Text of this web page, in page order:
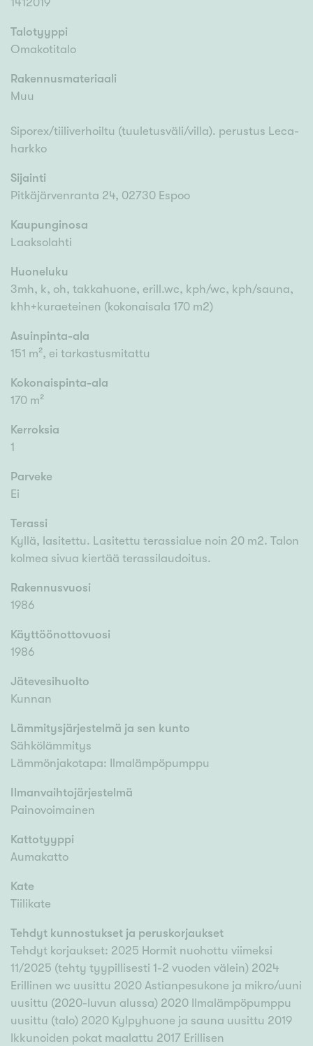
Talotyyppi
Omakotitalo
Rakennusmateriaali
Muu
Siporex/tiiliverhoiltu (tuuletusväli/villa). perustus Leca-
harkko
Sijainti
Pitkäjärvenranta 24, 02730 Espoo
Kaupunginosa
Laaksolahti
Huoneluku
3mh, k, oh, takkahuone, erill.wc, kph/wc, kph/sauna,
khh+kuraeteinen (kokonaisala 170 m2)
Asuinpinta-ala
151 m², ei tarkastusmitattu
Kokonaispinta-ala
170 m²
Kerroksia
1
Parveke
Ei
Terassi
Kyllä, lasitettu. Lasitettu terassialue noin 20 m2. Talon
kolmea sivua kiertää terassilaudoitus.
Rakennusvuosi
1986
Käyttöönottovuosi
1986
Jätevesihuolto
Kunnan
Lämmitysjärjestelmä ja sen kunto
Sähkölämmitys
Lämmönjakotapa: Ilmalämpöpumppu
Ilmanvaihtojärjestelmä
Painovoimainen
Kattotyyppi
Aumakatto
Kate
Tiilikate
Tehdyt kunnostukset ja peruskorjaukset
Tehdyt korjaukset: 2025 Hormit nuohottu viimeksi
11/2025 (tehty tyypillisesti 1-2 vuoden välein) 2024
Erillinen wc uusittu 2020 Astianpesukone ja mikro/uuni
uusittu (2020-luvun alussa) 2020 Ilmalämpöpumppu
uusittu (talo) 2020 Kylpyhuone ja sauna uusittu 2019
Ikkunoiden pokat maalattu 2017 Erillisen